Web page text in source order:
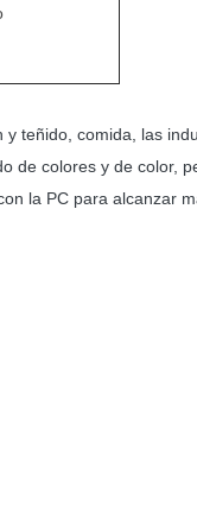
teñido, comida, las
de colores y de color,
la PC para alcanzar